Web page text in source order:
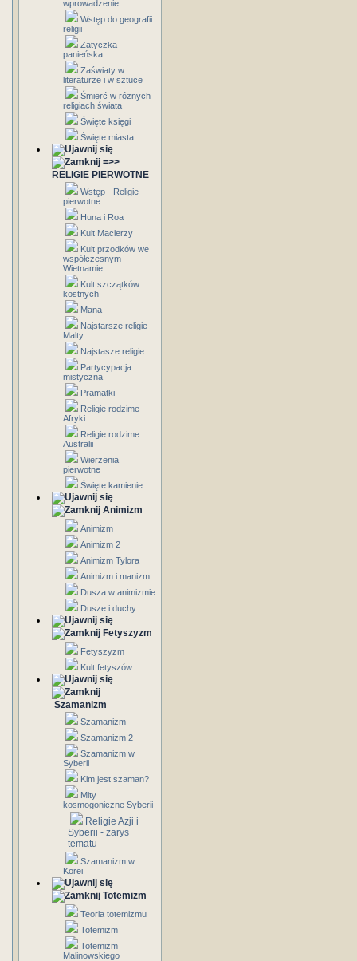
wprowadzenie
Wstęp do geografii
religii
Zatyczka
panieńska
Zaświaty w
literaturze i w sztuce
Śmierć w różnych
religiach świata
Święte księgi
Święte miasta
=>>
RELIGIE PIERWOTNE
Wstęp - Religie
pierwotne
Huna i Roa
Kult Macierzy
Kult przodków we
współczesnym
Wietnamie
Kult szczątków
kostnych
Mana
Najstarsze religie
Malty
Najstasze religie
Partycypacja
mistyczna
Pramatki
Religie rodzime
Afryki
Religie rodzime
Australii
Wierzenia
pierwotne
Święte kamienie
Animizm
Animizm
Animizm 2
Animizm Tylora
Animizm i manizm
Dusza w animizmie
Dusze i duchy
Fetyszyzm
Fetyszyzm
Kult fetyszów
Szamanizm
Szamanizm
Szamanizm 2
Szamanizm w
Syberii
Kim jest szaman?
Mity
kosmogoniczne Syberii
Religie Azji i
Syberii - zarys
tematu
Szamanizm w
Korei
Totemizm
Teoria totemizmu
Totemizm
Totemizm
Malinowskiego